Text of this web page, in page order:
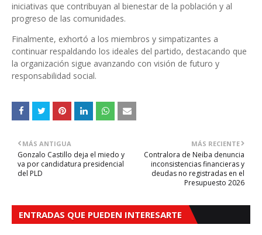
iniciativas que contribuyan al bienestar de la población y al
progreso de las comunidades.
Finalmente, exhortó a los miembros y simpatizantes a
continuar respaldando los ideales del partido, destacando que
la organización sigue avanzando con visión de futuro y
responsabilidad social.
MÁS RECIENTE
Contralora de Neiba denuncia
inconsistencias financieras y
deudas no registradas en el
Presupuesto 2026
MÁS ANTIGUA
Gonzalo Castillo deja el miedo y
va por candidatura presidencial
del PLD
ENTRADAS QUE PUEDEN INTERESARTE